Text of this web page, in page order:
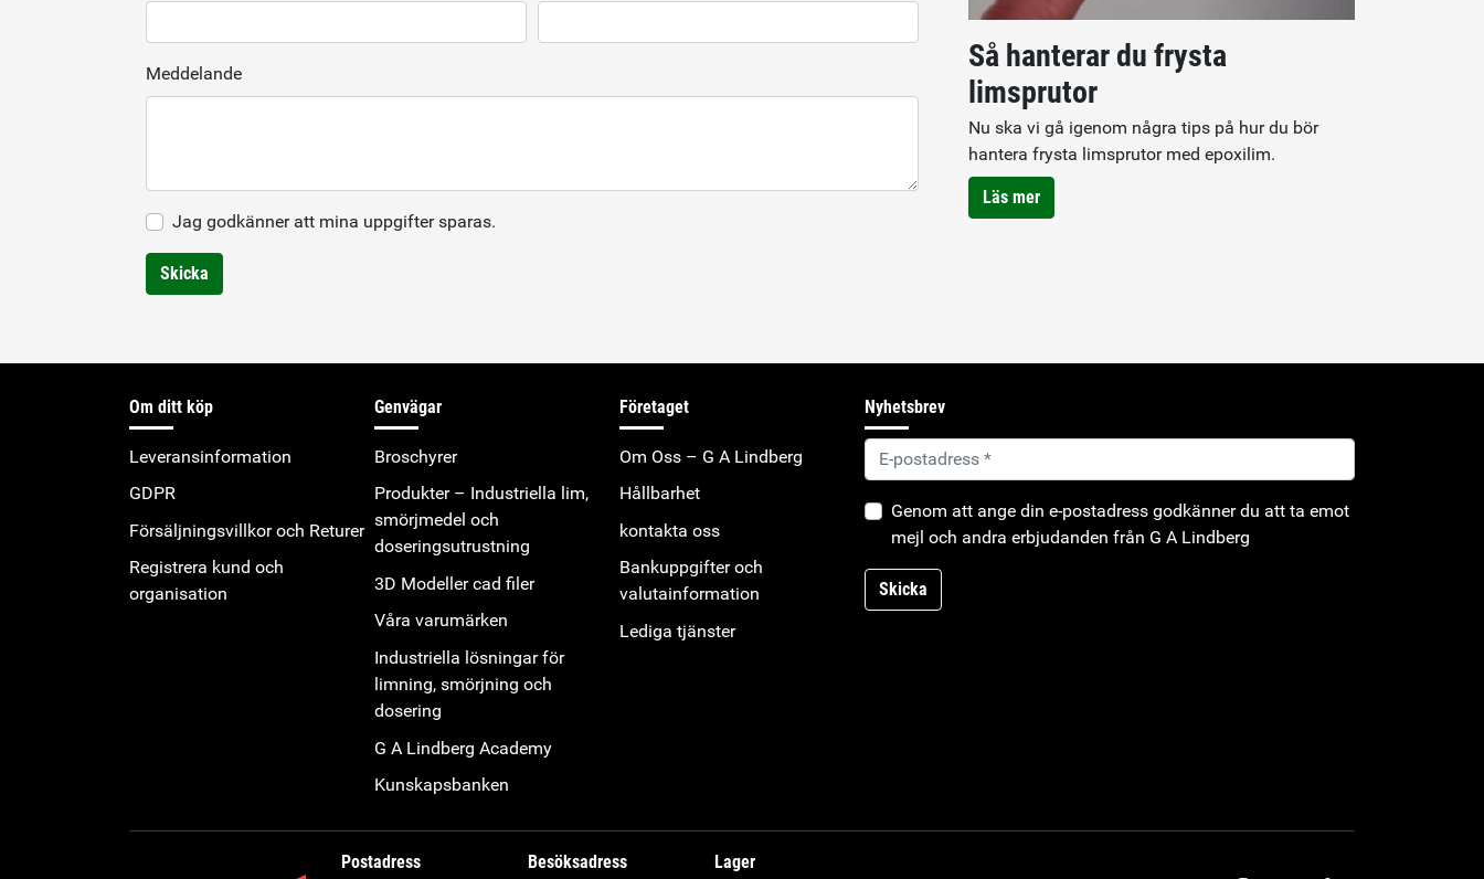
Meddelande
Jag godkänner att mina uppgifter sparas.
Skicka
Så hanterar du frysta
limsprutor
Nu ska vi gå igenom några tips på hur du bör
hantera frysta limsprutor med epoxilim.
Läs mer
Om ditt köp
Leveransinformation
GDPR
Försäljningsvillkor och Returer
Registrera kund och
organisation
Genvägar
Broschyrer
Produkter – Industriella lim,
smörjmedel och
doseringsutrustning
3D Modeller cad filer
Våra varumärken
Industriella lösningar för
limning, smörjning och
dosering
G A Lindberg Academy
Kunskapsbanken
Företaget
Om Oss – G A Lindberg
Hållbarhet
kontakta oss
Bankuppgifter och
valutainformation
Lediga tjänster
Nyhetsbrev
Genom att ange din e-postadress godkänner du att ta emot
mejl och andra erbjudanden från G A Lindberg
Skicka
Postadress
Besöksadress
Lager